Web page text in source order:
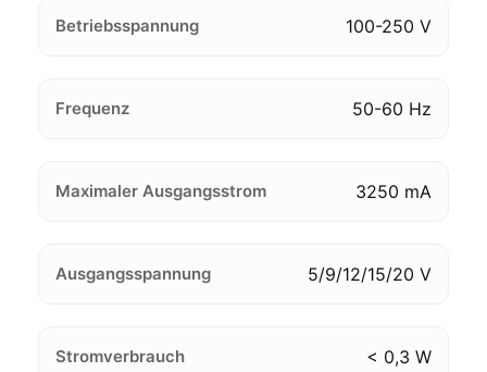
Betriebsspannung 100-250 V
Frequenz 50-60 Hz
Maximaler Ausgangsstrom 3250 mA
Ausgangsspannung 5/9/12/15/20 V
Stromverbrauch < 0,3 W